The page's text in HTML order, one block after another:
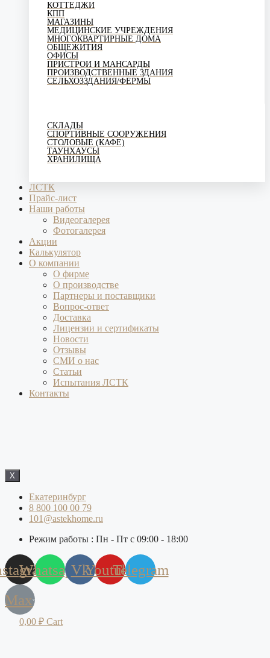
КОТТЕДЖИ
КПП
МАГАЗИНЫ
МЕДИЦИНСКИЕ УЧРЕЖДЕНИЯ
МНОГОКВАРТИРНЫЕ ДОМА
ОБЩЕЖИТИЯ
ОФИСЫ
ПРИСТРОИ И МАНСАРДЫ
ПРОИЗВОДСТВЕННЫЕ ЗДАНИЯ
СЕЛЬХОЗЗДАНИЯ/ФЕРМЫ
СКЛАДЫ
СПОРТИВНЫЕ СООРУЖЕНИЯ
СТОЛОВЫЕ (КАФЕ)
ТАУНХАУСЫ
ХРАНИЛИЩА
ЛСТК
Прайс-лист
Наши работы
Видеогалерея
Фотогалерея
Акции
Калькулятор
О компании
О фирме
О производстве
Партнеры и поставщики
Вопрос-ответ
Доставка
Лицензии и сертификаты
Новости
Отзывы
СМИ о нас
Статьи
Испытания ЛСТК
Контакты
X
Екатеринбург
8 800 100 00 79
101@astekhome.ru
Режим работы : Пн - Пт с 09:00 - 18:00
WhatsappVkYoutubeTelegram
Max
0,00 ₽ Cart